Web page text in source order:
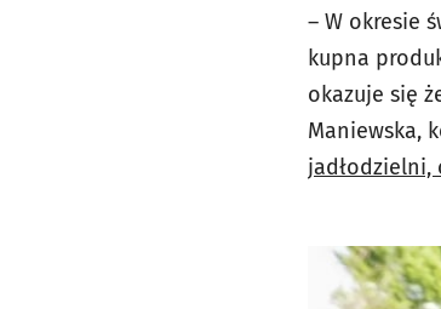
– W okresie
kupna
okazuje się
Maniewska,
jadłodzielni,